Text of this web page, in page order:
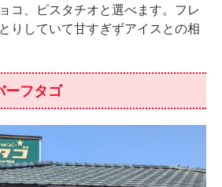
コ、ピスタチオと選べます。フレ
りしていて甘すぎずアイスとの相
ーフタゴ